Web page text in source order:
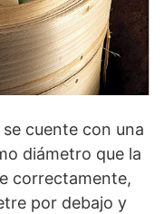
cuente con una
diámetro que la
correctamente,
por debajo y